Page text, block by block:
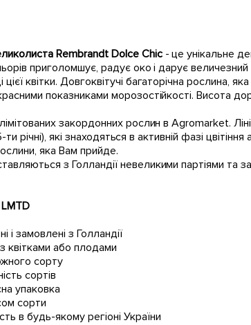
Rembrandt Dolce Chic - це унікальне
приголомшує, радує око і дарує
квітки. Довгоквітучі багаторічна рослина,
показниками морозостійкості. Висота
закордонних рослин в Agromarket.
річні), які знаходяться в активній фазі
яка Вам прийде.
з Голландії невеликими партіями та
і замовлені з Голландії
квітками або плодами
сорту
сортів
упаковка
сорти
в будь-якому регіоні України